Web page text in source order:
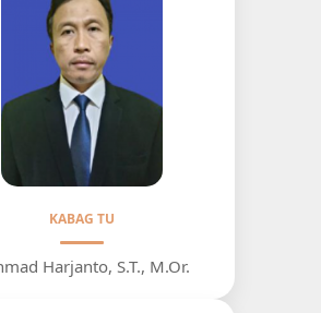
KABAG TU
Harjanto, S.T., M.Or.